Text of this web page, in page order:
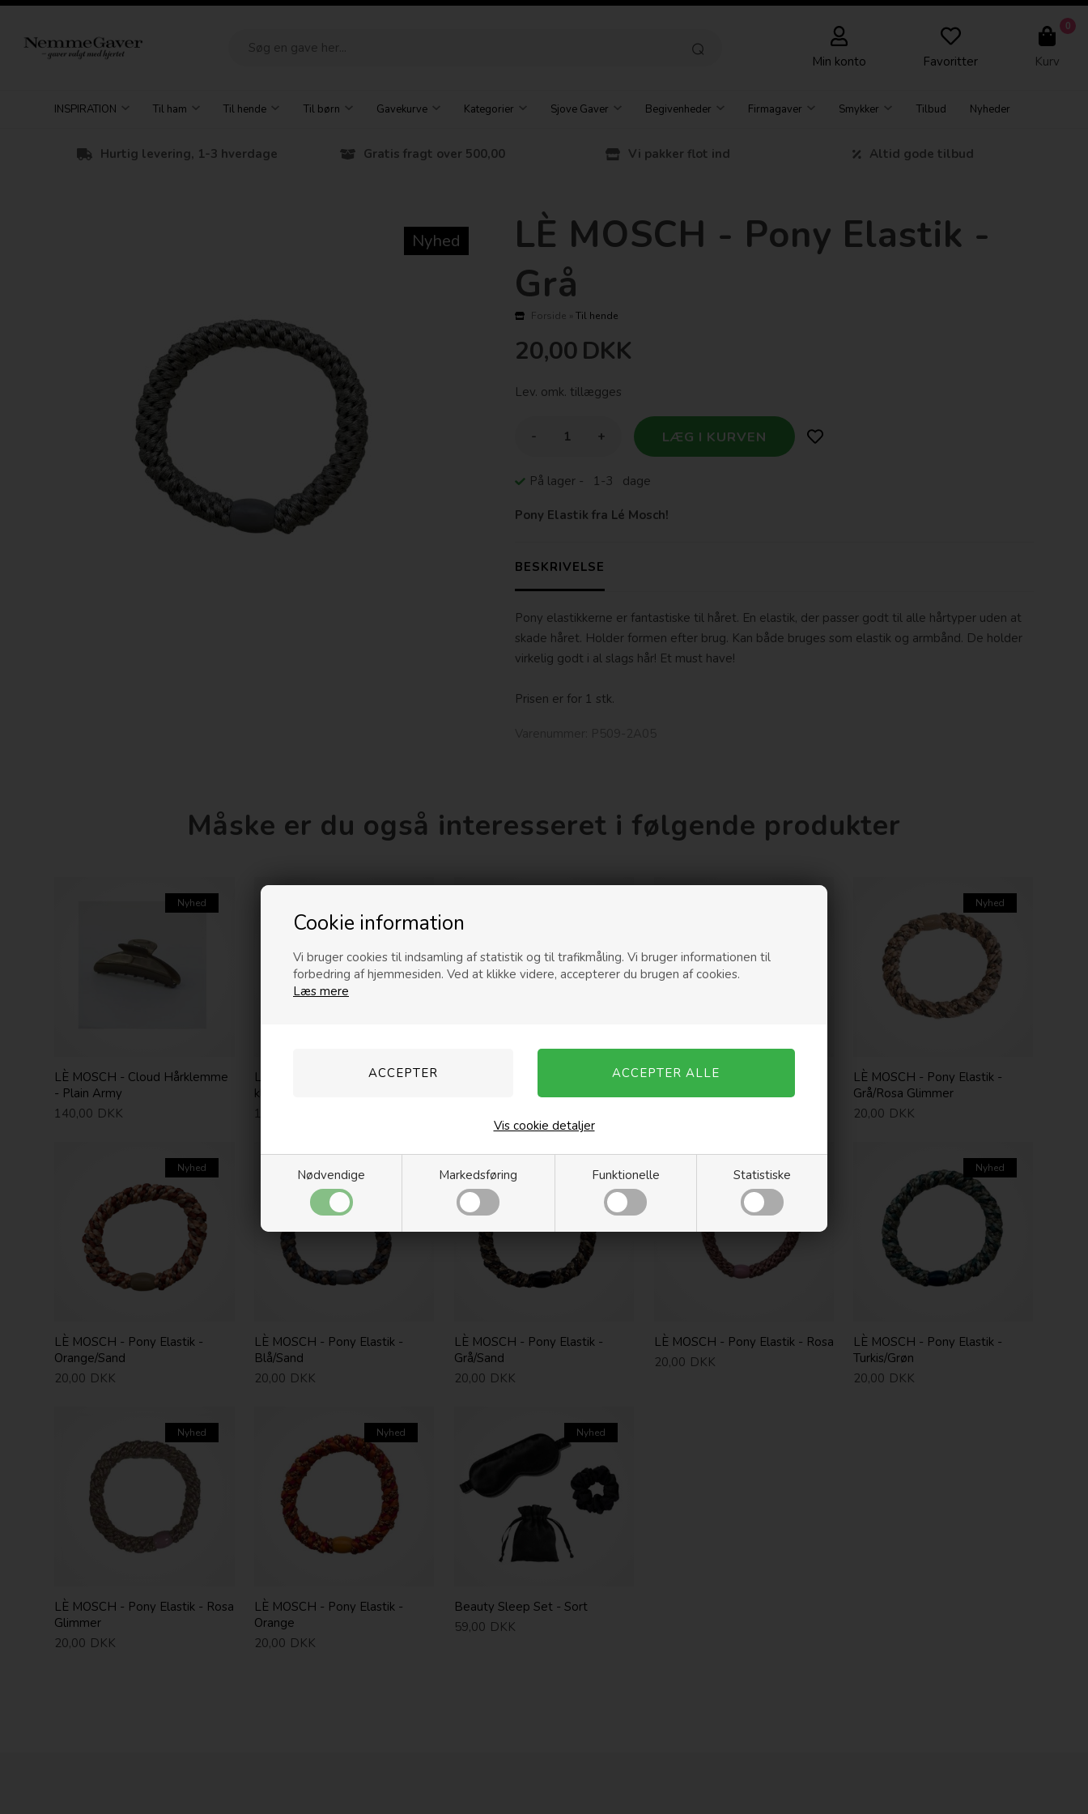
Cookie information
Vi bruger cookies til indsamling af statistik og til trafikmåling. Vi bruger informationen til
forbedring af hjemmesiden. Ved at klikke videre, accepterer du brugen af cookies.
Læs mere
Nødvendige Markedsføring Funktionelle Statistiske
Vis cookie detaljer
Min konto Favoritter
0
Kurv
INSPIRATION Til ham Til hende Til børn Gavekurve Kategorier Sjove Gaver Begivenheder Firmagaver Smykker Tilbud Nyheder
Hurtig levering, 1-3 hverdage Gratis fragt over 500,00 Vi pakker flot ind Altid gode tilbud
Nyhed
LÈ MOSCH - Pony Elastik -
Grå
Forside » Til hende
20,00DKK
Lev. omk. tillægges
- +
På lager - 1-3 dage
Pony Elastik fra Lé Mosch!
BESKRIVELSE
Pony elastikkerne er fantastiske til håret. En elastik, der passer godt til alle hårtyper uden at
skade håret. Holder formen efter brug. Kan både bruges som elastik og armbånd. De holder
virkelig godt i al slags hår! Et must have!
Prisen er for 1 stk.
Måske er du også interesseret i følgende produkter
Nyhed
LÈ MOSCH - Cloud Hårklemme
- Plain Army
140,00 DKK
LÈ MOSCH - Mega Heaven
klemme - Brown Carpet
140,00
LÈ MOSCH - Pony Elastik - Off
LÈ MOSCH - Pony Elastik -
Nougat
Nyhed
LÈ MOSCH - Pony Elastik -
Grå/Rosa Glimmer
20,00 DKK
Nyhed
LÈ MOSCH - Pony Elastik -
Orange/Sand
20,00 DKK
LÈ MOSCH - Pony Elastik -
Blå/Sand
20,00 DKK
Nyhed
LÈ MOSCH - Pony Elastik -
Grå/Sand
20,00 DKK
Nyhed
LÈ MOSCH - Pony Elastik - Rosa
20,00 DKK
Nyhed
LÈ MOSCH - Pony Elastik -
Turkis/Grøn
20,00 DKK
Nyhed
LÈ MOSCH - Pony Elastik - Rosa
Glimmer
20,00 DKK
Nyhed
LÈ MOSCH - Pony Elastik -
Orange
20,00 DKK
Nyhed
Beauty Sleep Set - Sort
59,00 DKK